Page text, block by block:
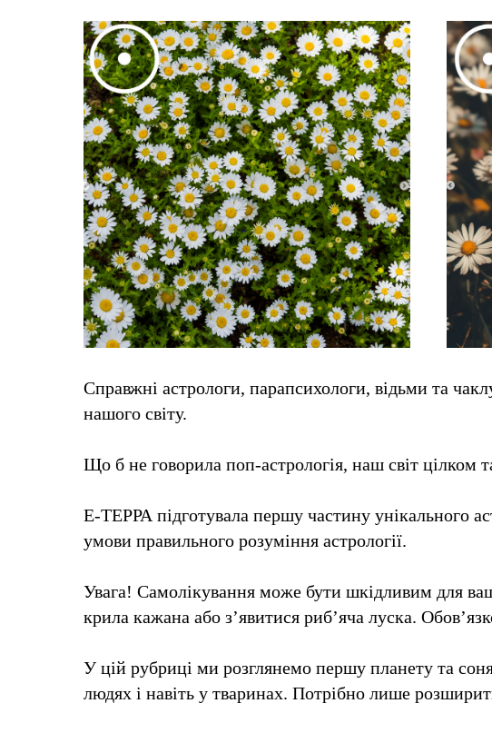
Справжні астрологи, парапсихологи, відьми та
нашого світу.
Що б не говорила поп-астрологія, наш світ цілком
Е-ТЕРРА підготувала першу частину унікального
умови правильного розуміння астрології.
Увага! Самолікування може бути шкідливим для
крила кажана або з’явитися риб’яча луска.
У цій рубриці ми розглянемо першу планету та
людях і навіть у тваринах. Потрібно лише